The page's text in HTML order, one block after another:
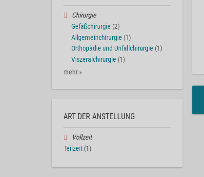
Chirurgie
Gefäßchirurgie (2)
Allgemeinchirurgie (1)
Orthopädie und Unfallchirurgie (1)
Viszeralchirurgie (1)
mehr »
ART DER ANSTELLUNG
Vollzeit
Teilzeit (1)